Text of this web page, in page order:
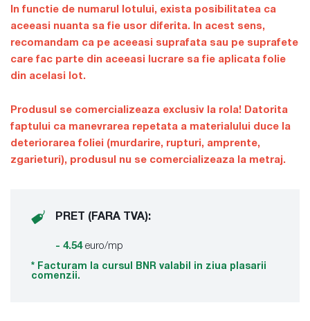
In functie de numarul lotului, exista posibilitatea ca
aceeasi nuanta sa fie usor diferita. In acest sens,
recomandam ca pe aceeasi suprafata sau pe suprafete
care fac parte din aceeasi lucrare sa fie aplicata folie
din acelasi lot.
Produsul se comercializeaza exclusiv la rola! Datorita
faptului ca manevrarea repetata a materialului duce la
deteriorarea foliei (murdarire, rupturi, amprente,
zgarieturi), produsul nu se comercializeaza la metraj.
PRET (FARA TVA):
- 4.54 euro/mp
* Facturam la cursul BNR valabil in ziua plasarii
comenzii.